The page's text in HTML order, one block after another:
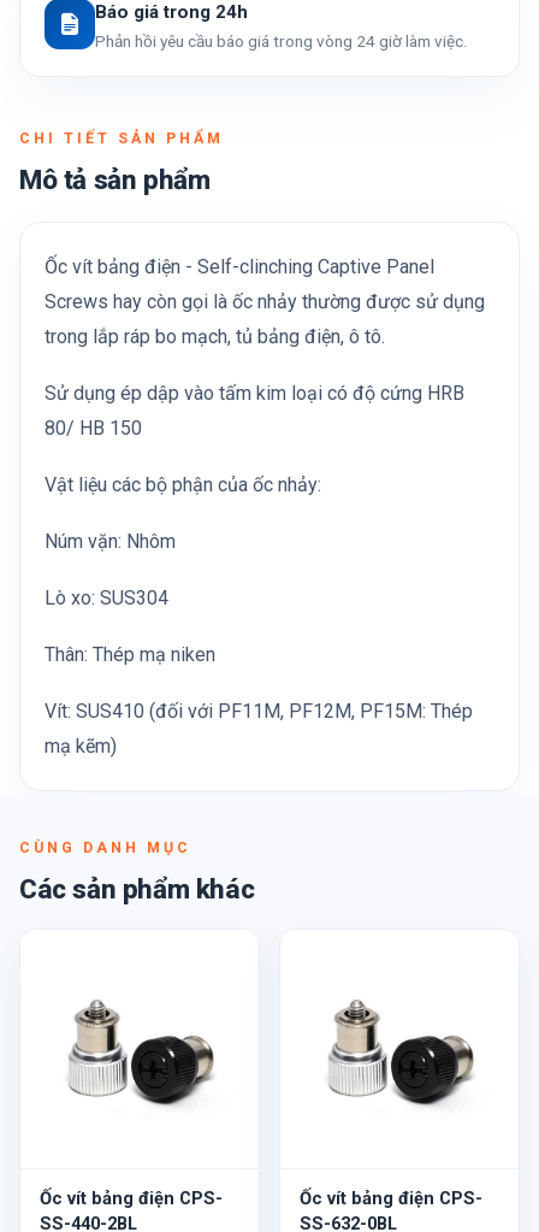
Báo giá trong 24h
Phản hồi yêu cầu báo giá trong vòng 24 giờ làm việc.
CHI TIẾT SẢN PHẨM
Mô tả sản phẩm
Ốc vít bảng điện - Self-clinching Captive Panel
Screws hay còn gọi là ốc nhảy thường được sử dụng
trong lắp ráp bo mạch, tủ bảng điện, ô tô.
Sử dụng ép dập vào tấm kim loại có độ cứng HRB
80/ HB 150
Vật liệu các bộ phận của ốc nhảy:
Núm vặn: Nhôm
Lò xo: SUS304
Thân: Thép mạ niken
Vít: SUS410 (đối với PF11M, PF12M, PF15M: Thép
mạ kẽm)
CÙNG DANH MỤC
Các sản phẩm khác
Ốc vít bảng điện CPS-
SS-440-2BL
Ốc vít bảng điện CPS-
SS-632-0BL